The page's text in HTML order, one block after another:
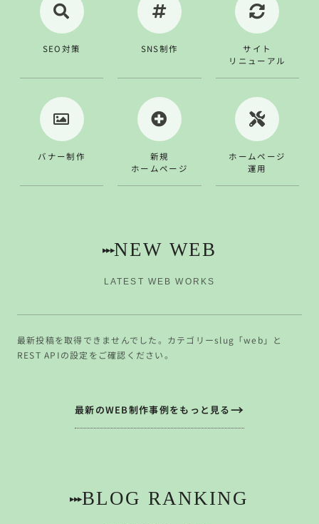
SEO対策 SNS制作
サイト
リニューアル
バナー制作
新規
ホームページ
ホームページ
運用
▸▸▸NEW WEB
LATEST WEB WORKS
最新投稿を取得できませんでした。カテゴリーslug「web」と
REST APIの設定をご確認ください。
最新のWEB制作事例をもっと見る
▸▸▸BLOG RANKING